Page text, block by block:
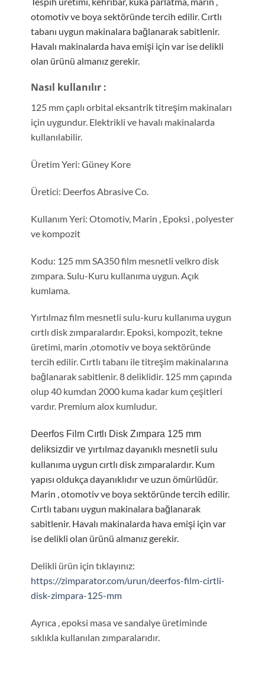
otomotiv ve boya sektöründe tercih edilir. Cırtlı
tabanı uygun makinalara bağlanarak sabitlenir.
Havalı makinalarda hava emişi için var ise delikli
olan ürünü almanız gerekir.
Nasıl kullanılır :
125 mm çaplı orbital eksantrik titreşim makinaları
için uygundur. Elektrikli ve havalı makinalarda
kullanılabilir.
Üretim Yeri: Güney Kore
Üretici: Deerfos Abrasive Co.
Kullanım Yeri: Otomotiv, Marin , Epoksi , polyester
ve kompozit
Kodu: 125 mm SA350 film mesnetli velkro disk
zımpara. Sulu-Kuru kullanıma uygun. Açık
kumlama.
Yırtılmaz film mesnetli sulu-kuru kullanıma uygun
cırtlı disk zımparalardır. Epoksi, kompozit, tekne
üretimi, marin ,otomotiv ve boya sektöründe
tercih edilir. Cırtlı tabanı ile titreşim makinalarına
bağlanarak sabitlenir. 8 deliklidir. 125 mm çapında
olup 40 kumdan 2000 kuma kadar kum çeşitleri
vardır. Premium alox kumludur.
Deerfos Film Cırtlı Disk Zımpara 125 mm
deliksizdir ve yırtılmaz dayanıklı mesnetli sulu
kullanıma uygun cırtlı disk zımparalardır. Kum
yapısı oldukça dayanıklıdır ve uzun ömürlüdür.
Marin , otomotiv ve boya sektöründe tercih edilir.
Cırtlı tabanı uygun makinalara bağlanarak
sabitlenir. Havalı makinalarda hava emişi için var
ise delikli olan ürünü almanız gerekir.
Delikli ürün için tıklayınız:
https://zimparator.com/urun/deerfos-film-cirtli-
disk-zimpara-125-mm
Ayrıca , epoksi masa ve sandalye üretiminde
sıklıkla kullanılan zımparalarıdır.